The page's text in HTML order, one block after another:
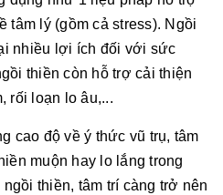
tâm lý (gồm cả stress). Ngồi
nhiều lợi ích đối với sức
thiền còn hỗ trợ cải thiện
rối loạn lo âu,...
cao độ về ý thức vũ trụ, tâm
muộn hay lo lắng trong
thiền, tâm trí càng trở nên